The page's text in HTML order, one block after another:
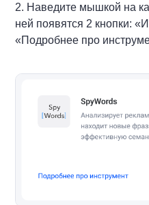
2. Наведите мышкой на
ней появятся 2 кнопки:
«Подробнее про